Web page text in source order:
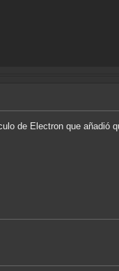
de Electron que añadió